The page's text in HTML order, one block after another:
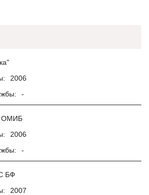
2006
-
ОМИБ
2006
-
БФ
2007